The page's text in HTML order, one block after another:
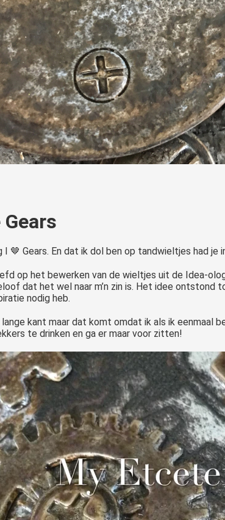
I 🤎 Gears. En dat ik dol ben op tandwieltjes had
op het bewerken van de wieltjes uit de Idea-
dat het wel naar m’n zin is. Het idee ontstond
nodig heb.
kant maar dat komt omdat ik als ik eenmaal
te drinken en ga er maar voor zitten!